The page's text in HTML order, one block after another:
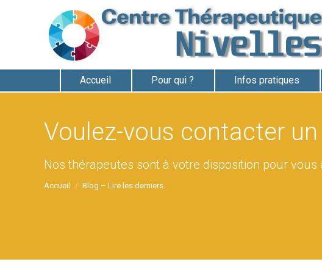
Accueil Pour qui ? Infos pratiques
Voulez-vous contacter
Nos thérapeutes sont à votre disposition pour vous
Accueil Blog – Lire les derniers…